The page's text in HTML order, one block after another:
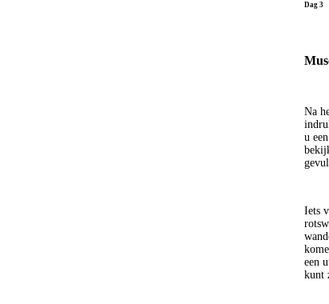
Dag 3
Na
u
Iets
een
kunt